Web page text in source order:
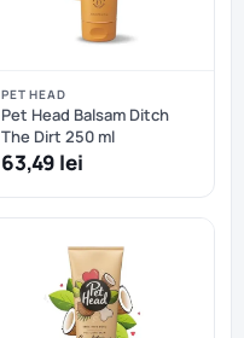
PET HEAD
Pet Head Balsam Ditch
The Dirt 250 ml
63,49 lei